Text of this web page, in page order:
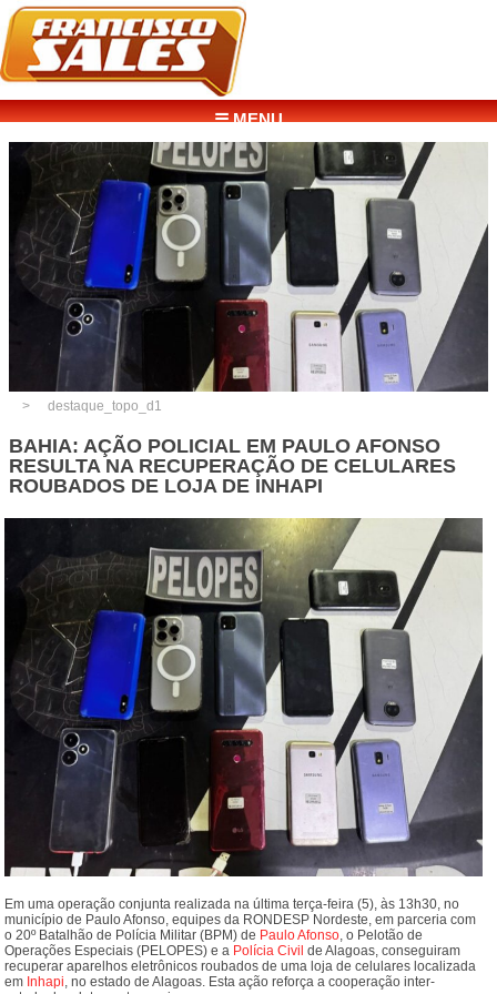
☰ MENU
destaque_topo_d1
BAHIA: AÇÃO POLICIAL EM PAULO AFONSO
RESULTA NA RECUPERAÇÃO DE CELULARES
ROUBADOS DE LOJA DE INHAPI
Em uma operação conjunta realizada na última terça-feira (5), às 13h30, no
município de Paulo Afonso, equipes da RONDESP Nordeste, em parceria com
o 20º Batalhão de Polícia Militar (BPM) de Paulo Afonso , o Pelotão de
Operações Especiais (PELOPES) e a Polícia Civil de Alagoas, conseguiram
recuperar aparelhos eletrônicos roubados de uma loja de celulares localizada
em Inhapi , no estado de Alagoas. Esta ação reforça a cooperação inter-